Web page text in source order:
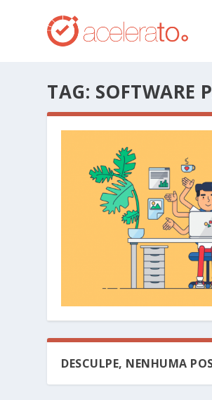
TAG: SOFTWARE
DESCULPE, NENHUMA